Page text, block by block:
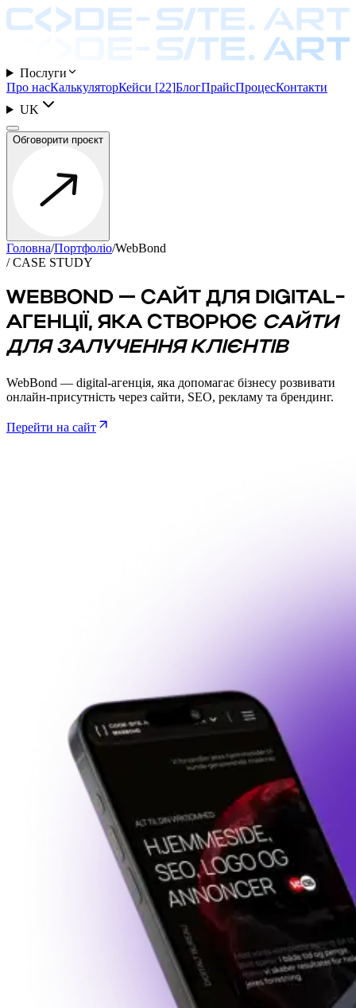
Послуги
Про насКалькуляторКейси [22]БлогПрайсПроцесКонтакти
UK
Обговорити проєкт
Головна/Портфоліо/WebBond
/ CASE STUDY
WEBBOND — САЙТ ДЛЯ DIGITAL-
АГЕНЦІЇ, ЯКА СТВОРЮЄ САЙТИ
ДЛЯ ЗАЛУЧЕННЯ КЛІЄНТІВ
WebBond — digital-агенція, яка допомагає бізнесу розвивати
онлайн-присутність через сайти, SEO, рекламу та брендинг.
Перейти на сайт